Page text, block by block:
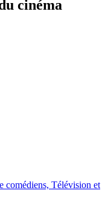
cinéma
Télévision et